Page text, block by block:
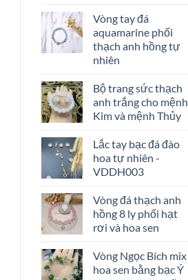
Vòng tay đá
aquamarine phối
thạch anh hồng tự
nhiên
Bộ trang sức thạch
anh trắng cho mệnh
Kim và mệnh Thủy
Lắc tay bạc đá đào
hoa tự nhiên -
VDDH003
Vòng đá thạch anh
hồng 8 ly phối hạt
rơi và hoa sen
Vòng Ngọc Bích mix
hoa sen bằng bạc Ý